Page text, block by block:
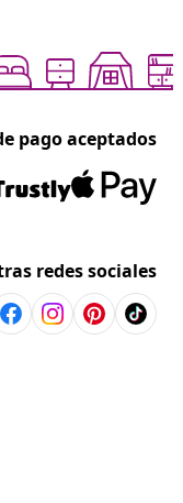
pago aceptados
redes sociales